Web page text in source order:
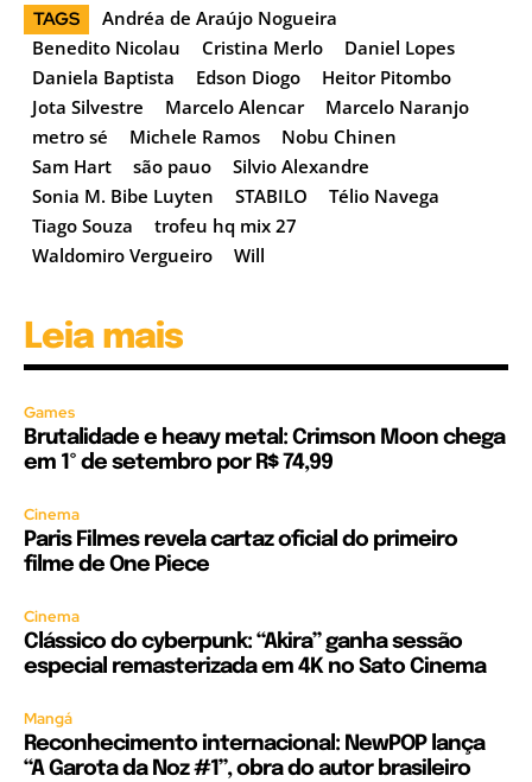
TAGS
Andréa de Araújo Nogueira
Benedito Nicolau
Cristina Merlo
Daniel Lopes
Daniela Baptista
Edson Diogo
Heitor Pitombo
Jota Silvestre
Marcelo Alencar
Marcelo Naranjo
metro sé
Michele Ramos
Nobu Chinen
Sam Hart
são pauo
Silvio Alexandre
Sonia M. Bibe Luyten
STABILO
Télio Navega
Tiago Souza
trofeu hq mix 27
Waldomiro Vergueiro
Will
Leia mais
Games
Brutalidade e heavy metal: Crimson Moon chega
em 1º de setembro por R$ 74,99
Cinema
Paris Filmes revela cartaz oficial do primeiro
filme de One Piece
Cinema
Clássico do cyberpunk: “Akira” ganha sessão
especial remasterizada em 4K no Sato Cinema
Mangá
Reconhecimento internacional: NewPOP lança
“A Garota da Noz #1”, obra do autor brasileiro